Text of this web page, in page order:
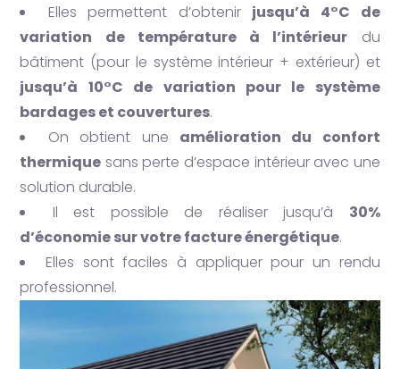
Elles permettent d’obtenir jusqu’à
4°C de
variation de température à l’intérieur du
bâtiment (pour le système intérieur + extérieur) et
jusqu’à 10°C de variation pour le système
bardages et couvertures.
On obtient une amélioration du confort
thermique sans perte d’espace intérieur avec une
solution durable.
Il est possible de réaliser jusqu’à 30%
d’économie sur votre facture énergétique.
Elles sont faciles à appliquer pour un rendu
professionnel.